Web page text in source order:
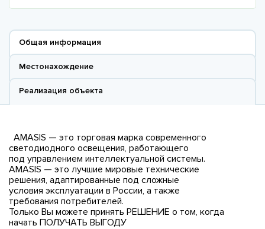
Общая информация
Местонахождение
Реализация объекта
AMASIS — это торговая марка современного
светодиодного освещения, работающего
под управлением интеллектуальной системы.
AMASIS — это лучшие мировые технические
решения, адаптированные под сложные
условия эксплуатации в России, а также
требования потребителей.
Только Вы можете принять РЕШЕНИЕ о том, когда
начать ПОЛУЧАТЬ ВЫГОДУ